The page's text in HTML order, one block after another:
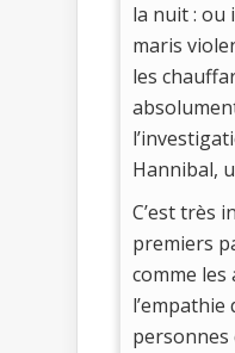
la nuit : ou
maris
les
Hannibal,
C’est très
premiers
comme les
l’empathie